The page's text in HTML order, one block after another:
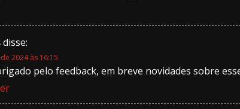
disse:
2024 às 16:15
pelo feedback, em breve novidades sobre